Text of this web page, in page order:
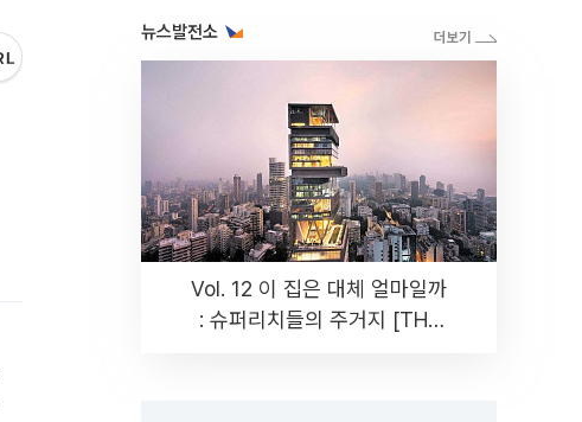
뉴스발전소
Vol. 12 이 집은 대체 얼마일까
: 슈퍼리치들의 주거지 [THE